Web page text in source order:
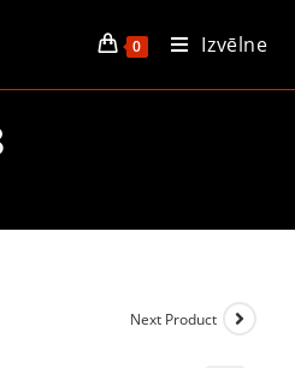
0 Izvēlne
Next Product